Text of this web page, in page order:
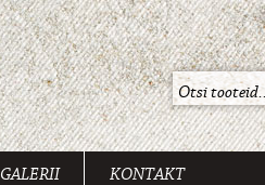
GALERII KONTAKT